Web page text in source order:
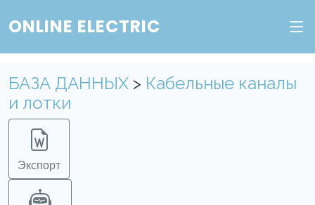
ONLINE ELECTRIC
БАЗА ДАННЫХ > Кабельные каналы
и лотки
Экспорт
Электрик" без ограничений.